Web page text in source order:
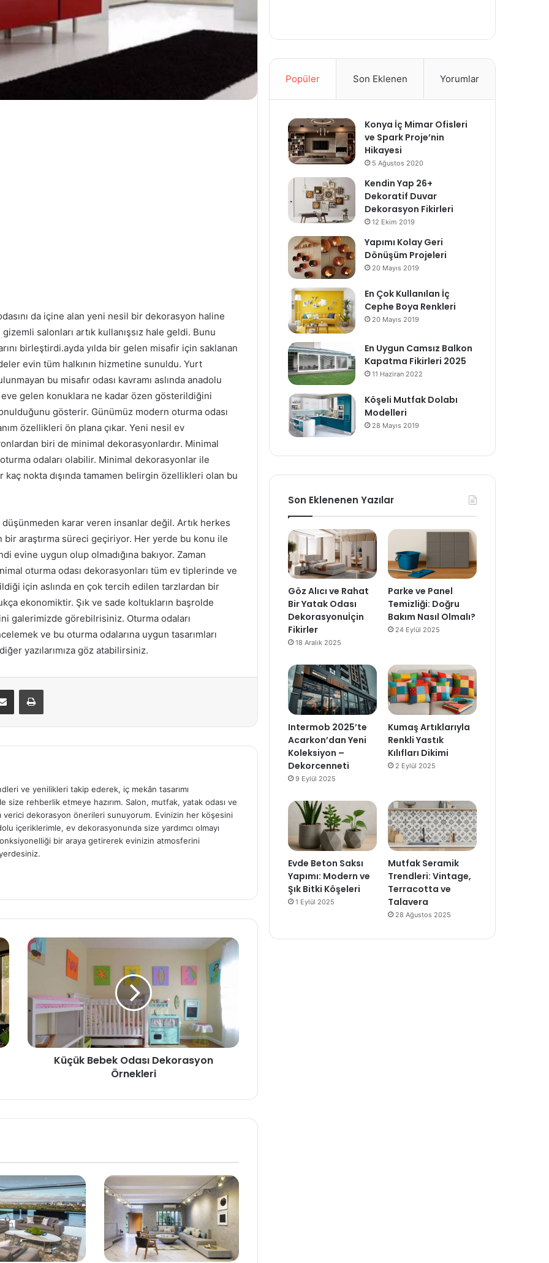
da içine alan yeni nesil bir dekorasyon haline
salonları artık kullanışsız hale geldi. Bunu
birleştirdi.ayda yılda bir gelen misafir için saklanan
evin tüm halkının hizmetine sunuldu. Yurt
bu misafır odası kavramı aslında anadolu
gelen konuklara ne kadar özen gösterildiğini
gösterir. Günümüz modern oturma odası
özellikleri ön plana çıkar. Yeni nesil ev
biri de minimal dekorasyonlardır. Minimal
odaları olabilir. Minimal dekorasyonlar ile
nokta dışında tamamen belirgin özellikleri olan bu
karar veren insanlar değil. Artık herkes
araştırma süreci geçiriyor. Her yerde bu konu ile
evine uygun olup olmadığına bakıyor. Zaman
oturma odası dekorasyonları tüm ev tiplerinde ve
için aslında en çok tercih edilen tarzlardan bir
ekonomiktir. Şık ve sade koltukların başrolde
galerimizde görebilrisiniz. Oturma odaları
ve bu oturma odalarına uygun tasarımları
yazılarımıza göz atabilirsiniz.
ve yenilikleri takip ederek, iç mekân tasarımı
size rehberlik etmeye hazırım. Salon, mutfak, yatak odası ve
verici dekorasyon önerileri sunuyorum. Evinizin her köşesini
içeriklerimle, ev dekorasyonunda size yardımcı olmayı
bir araya getirerek evinizin atmosferini
Küçük Bebek Odası Dekorasyon
Örnekleri
Popüler Son Eklenen Yorumlar
Konya İç Mimar Ofisleri
ve Spark Proje’nin
Hikayesi
5 Ağustos 2020
Kendin Yap 26+
Dekoratif Duvar
Dekorasyon Fikirleri
12 Ekim 2019
Yapımı Kolay Geri
Dönüşüm Projeleri
20 Mayıs 2019
En Çok Kullanılan İç
Cephe Boya Renkleri
20 Mayıs 2019
En Uygun Camsız Balkon
Kapatma Fikirleri 2025
11 Haziran 2022
Köşeli Mutfak Dolabı
Modelleri
28 Mayıs 2019
Son Eklenenen Yazılar
Göz Alıcı ve Rahat
Bir Yatak Odası
Dekorasyonuİçin
Fikirler
18 Aralık 2025
Parke ve Panel
Temizliği: Doğru
Bakım Nasıl Olmalı?
24 Eylül 2025
Intermob 2025’te
Acarkon’dan Yeni
Koleksiyon –
Dekorcenneti
9 Eylül 2025
Kumaş Artıklarıyla
Renkli Yastık
Kılıfları Dikimi
2 Eylül 2025
Evde Beton Saksı
Yapımı: Modern ve
Şık Bitki Köşeleri
1 Eylül 2025
Mutfak Seramik
Trendleri: Vintage,
Terracotta ve
Talavera
28 Ağustos 2025